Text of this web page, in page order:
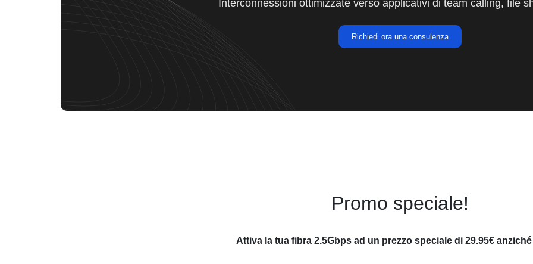
Interconnessioni ottimizzate verso applicativi di team calling, file
Richiedi ora una consulenza
Promo speciale!
Attiva la tua fibra 2.5Gbps ad un prezzo speciale di 29.95€ anziché